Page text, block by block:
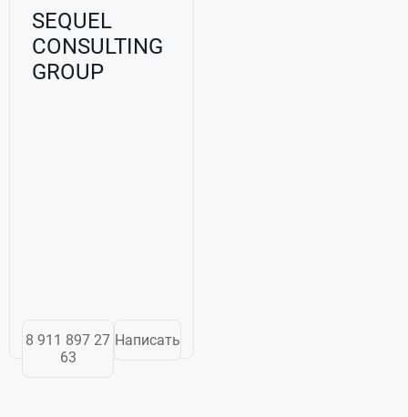
SEQUEL
СONSULTING
GROUP
8 911 897 27
63
Написать